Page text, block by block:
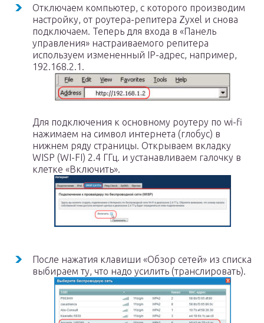
Отключаем компьютер, с которого производим
настройку, от роутера-репитера Zyxel и снова
подключаем. Теперь для входа в «Панель
управления» настраиваемого репитера
используем измененный IP-адрес, например,
192.168.2.1.
Для подключения к основному роутеру по wi-fi
нажимаем на символ интернета (глобус) в
нижнем ряду страницы. Открываем вкладку
WISP (WI-FI) 2.4 ГГц. и устанавливаем галочку в
клетке «Включить».
После нажатия клавиши «Обзор сетей» из списка
выбираем ту, что надо усилить (транслировать).